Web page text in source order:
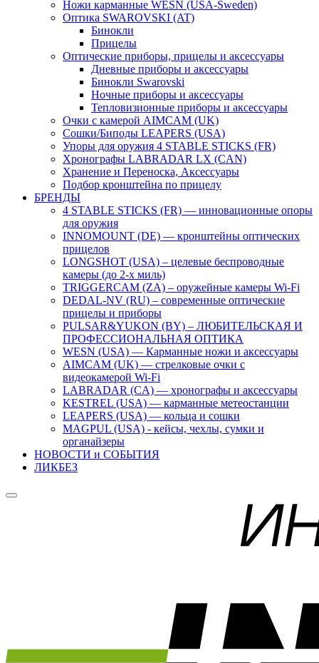
Ножи карманные WESN (USA-Sweden)
Оптика SWAROVSKI (AT)
Бинокли
Прицелы
Оптические приборы, прицелы и аксессуары
Дневные приборы и аксессуары
Бинокли Swarovski
Ночные приборы и аксессуары
Тепловизионные приборы и аксессуары
Очки с камерой AIMCAM (UK)
Сошки/Биподы LEAPERS (USA)
Упоры для оружия 4 STABLE STICKS (FR)
Хронографы LABRADAR LX (CAN)
Хранение и Переноска, Аксессуары
Подбор кронштейна по прицелу
БРЕНДЫ
4 STABLE STICKS (FR) — инновационные опоры
для оружия
INNOMOUNT (DE) — кронштейны оптических
прицелов
LONGSHOT (USA) – целевые беспроводные
камеры (до 2-х миль)
TRIGGERCAM (ZA) – оружейные камеры Wi-Fi
DEDAL-NV (RU) – современные оптические
прицелы и приборы
PULSAR&YUKON (BY) – ЛЮБИТЕЛЬСКАЯ И
ПРОФЕССИОНАЛЬНАЯ ОПТИКА
WESN (USA) — Карманные ножи и аксессуары
AIMCAM (UK) — стрелковые очки с
видеокамерой Wi-Fi
LABRADAR (CA) — хронографы и аксессуары
KESTREL (USA) — карманные метеостанции
LEAPERS (USA) — кольца и сошки
MAGPUL (USA) - кейсы, чехлы, сумки и
органайзеры
НОВОСТИ и СОБЫТИЯ
ЛИКБЕЗ